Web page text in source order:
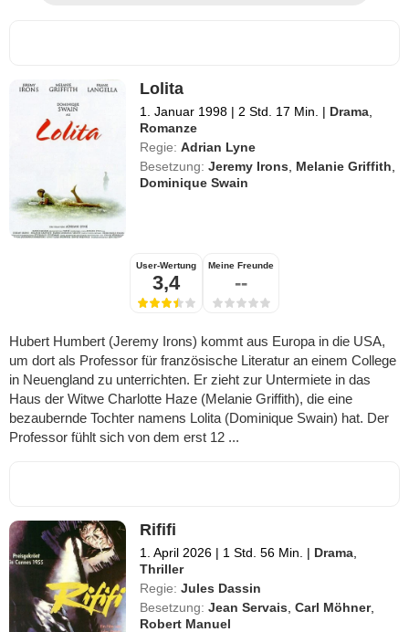
Lolita
1. Januar 1998 | 2 Std. 17 Min. | Drama
Romanze
Regie: Adrian Lyne
Besetzung: Jeremy Irons Melanie Griffith
Dominique Swain
User-Wertung
3,4
Meine Freunde
--
Hubert Humbert (Jeremy Irons) kommt aus Europa in die USA,
um dort als Professor für französische Literatur an einem College
in Neuengland zu unterrichten. Er zieht zur Untermiete in das
Haus der Witwe Charlotte Haze (Melanie Griffith), die eine
bezaubernde Tochter namens Lolita (Dominique Swain) hat. Der
Professor fühlt sich von dem erst 12 ...
Rififi
1. April 2026 | 1 Std. 56 Min. | Drama
Thriller
Regie: Jules Dassin
Besetzung: Jean Servais ,Carl Möhner,
Robert Manuel